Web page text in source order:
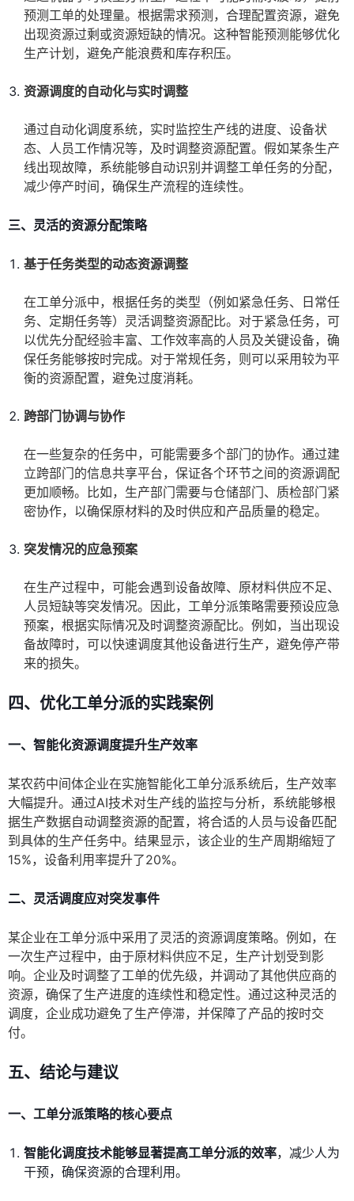
预测工单的处理量。根据需求预测，合理配置资源，避免
出现资源过剩或资源短缺的情况。这种智能预测能够优化
生产计划，避免产能浪费和库存积压。
资源调度的自动化与实时调整
通过自动化调度系统，实时监控生产线的进度、设备状
态、人员工作情况等，及时调整资源配置。假如某条生产
线出现故障，系统能够自动识别并调整工单任务的分配，
减少停产时间，确保生产流程的连续性。
三、灵活的资源分配策略
基于任务类型的动态资源调整
在工单分派中，根据任务的类型（例如紧急任务、日常任
务、定期任务等）灵活调整资源配比。对于紧急任务，可
以优先分配经验丰富、工作效率高的人员及关键设备，确
保任务能够按时完成。对于常规任务，则可以采用较为平
衡的资源配置，避免过度消耗。
跨部门协调与协作
在一些复杂的任务中，可能需要多个部门的协作。通过建
立跨部门的信息共享平台，保证各个环节之间的资源调配
更加顺畅。比如，生产部门需要与仓储部门、质检部门紧
密协作，以确保原材料的及时供应和产品质量的稳定。
突发情况的应急预案
在生产过程中，可能会遇到设备故障、原材料供应不足、
人员短缺等突发情况。因此，工单分派策略需要预设应急
预案，根据实际情况及时调整资源配比。例如，当出现设
备故障时，可以快速调度其他设备进行生产，避免停产带
来的损失。
四、优化工单分派的实践案例
一、智能化资源调度提升生产效率
某农药中间体企业在实施智能化工单分派系统后，生产效率
大幅提升。通过AI技术对生产线的监控与分析，系统能够根
据生产数据自动调整资源的配置，将合适的人员与设备匹配
到具体的生产任务中。结果显示，该企业的生产周期缩短了
15%，设备利用率提升了20%。
二、灵活调度应对突发事件
某企业在工单分派中采用了灵活的资源调度策略。例如，在
一次生产过程中，由于原材料供应不足，生产计划受到影
响。企业及时调整了工单的优先级，并调动了其他供应商的
资源，确保了生产进度的连续性和稳定性。通过这种灵活的
调度，企业成功避免了生产停滞，并保障了产品的按时交
付。
五、结论与建议
一、工单分派策略的核心要点
智能化调度技术能够显著提高工单分派的效率，减少人为
干预，确保资源的合理利用。